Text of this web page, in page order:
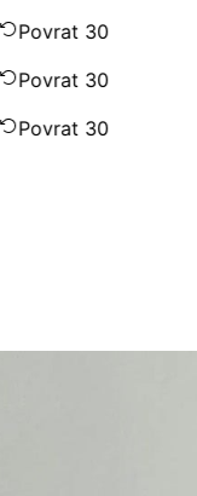
Povrat 30
Povrat 30
Povrat 30